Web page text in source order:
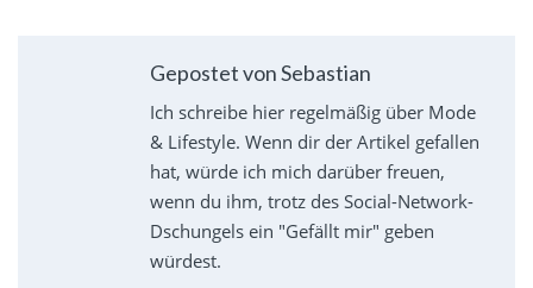
Gepostet von Sebastian
Ich schreibe hier regelmäßig über Mode
& Lifestyle. Wenn dir der Artikel gefallen
hat, würde ich mich darüber freuen,
wenn du ihm, trotz des Social-Network-
Dschungels ein "Gefällt mir" geben
würdest.